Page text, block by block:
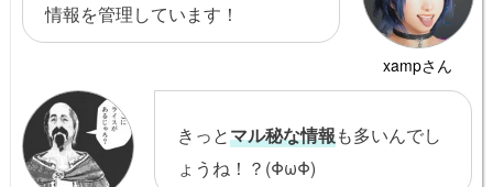
xampさん
情報を管理しています！
きっとマル秘な情報も多いんでし
ょうね！？(ΦωΦ)